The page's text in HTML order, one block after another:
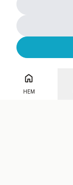
HEM